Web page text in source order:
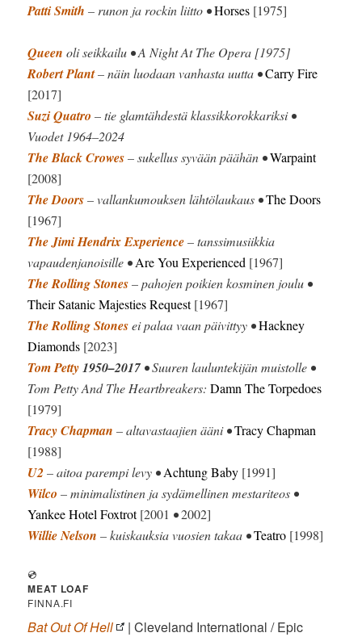
Patti Smith – runon ja rockin liitto •Horses [1975]
Queen oli seikkailu • A Night At The Opera [1975]
Robert Plant– näin luodaan vanhasta uutta •Carry Fire
[2017]
Suzi Quatro – tie glamtähdestä klassikkorokkariksi •
Vuodet 1964–2024
The Black Crowes– sukellus syvään päähän •Warpaint
[2008]
The Doors– vallankumouksen lähtölaukaus •The Doors
[1967]
The Jimi Hendrix Experience– tanssimusiikkia
vapaudenjanoisille •Are You Experienced [1967]
The Rolling Stones– pahojen poikien kosminen joulu •
Their Satanic Majesties Request[1967]
The Rolling Stonesei palaa vaan päivittyy •Hackney
Diamonds [2023]
Tom Petty1950–2017• Suuren lauluntekijän muistolle •
Tom Petty And The Heartbreakers:Damn The Torpedoes
[1979]
Tracy Chapman – altavastaajien ääni •Tracy Chapman
[1988]
U2 – aitoa parempi levy •Achtung Baby [1991]
Wilco – minimalistinen ja sydämellinen mestariteos •
Yankee Hotel Foxtrot[2001 •2002]
Willie Nelson – kuiskauksia vuosien takaa •Teatro [1998]
💿
MEAT LOAF
FINNA.FI
Bat Out Of Hell
| Cleveland International / Epic